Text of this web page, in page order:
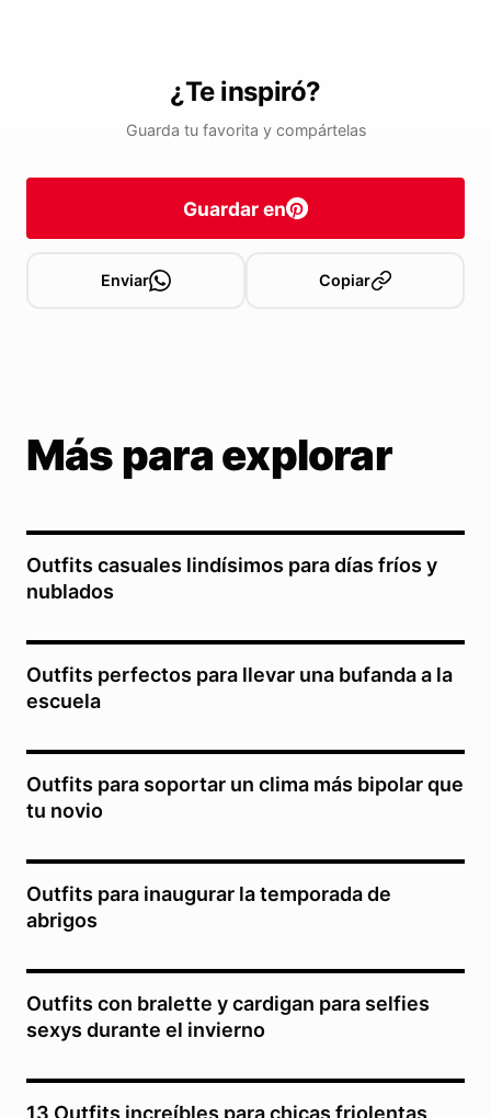
¿Te inspiró?
Guarda tu favorita y compártelas
Guardar en
Enviar Copiar
Más para explorar
Outfits casuales lindísimos para días fríos y
nublados
Outfits perfectos para llevar una bufanda a la
escuela
Outfits para soportar un clima más bipolar que
tu novio
Outfits para inaugurar la temporada de
abrigos
Outfits con bralette y cardigan para selfies
sexys durante el invierno